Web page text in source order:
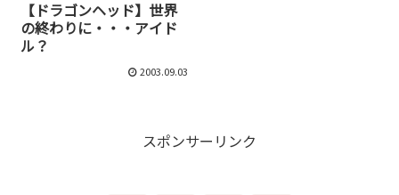
【ドラゴンヘッド】世界
の終わりに・・・アイド
ル？
2003.09.03
スポンサーリンク